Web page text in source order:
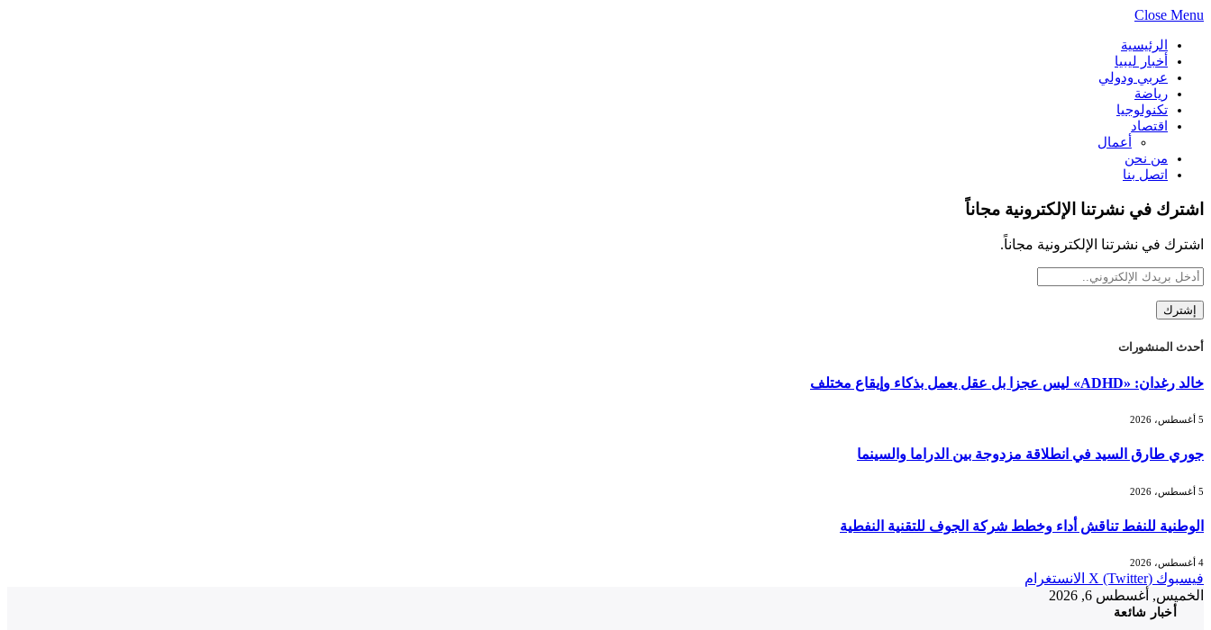
Close Menu
الرئيسية
أخبار ليبيا
عربي ودولي
رياضة
تكنولوجيا
اقتصاد
أعمال
من نحن
اتصل بنا
اشترك في نشرتنا الإلكترونية مجاناً
اشترك في نشرتنا الإلكترونية مجاناً.
أحدث المنشورات
خالد رغدان: «ADHD» ليس عجزا بل عقل يعمل بذكاء وإيقاع مختلف
5 أغسطس، 2026
جوري طارق السيد في انطلاقة مزدوجة بين الدراما والسينما
5 أغسطس، 2026
الوطنية للنفط تناقش أداء وخطط شركة الجوف للتقنية النفطية
4 أغسطس، 2026
فيسبوك X (Twitter) الانستغرام
الخميس, أغسطس 6, 2026
أخبار شائعة